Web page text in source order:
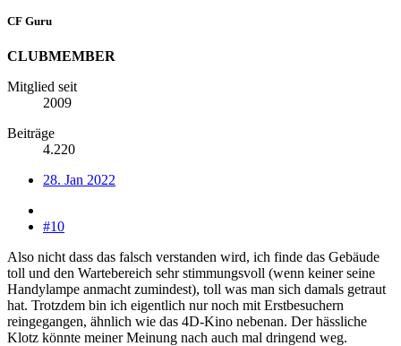
CF Guru
CLUBMEMBER
Mitglied seit
2009
Beiträge
4.220
28. Jan 2022
#10
Also nicht dass das falsch verstanden wird, ich finde das Gebäude
toll und den Wartebereich sehr stimmungsvoll (wenn keiner seine
Handylampe anmacht zumindest), toll was man sich damals getraut
hat. Trotzdem bin ich eigentlich nur noch mit Erstbesuchern
reingegangen, ähnlich wie das 4D-Kino nebenan. Der hässliche
Klotz könnte meiner Meinung nach auch mal dringend weg.